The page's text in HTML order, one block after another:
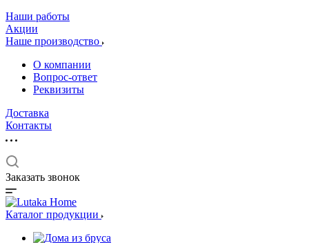
Наши работы
Акции
Наше производство
О компании
Вопрос-ответ
Реквизиты
Доставка
Контакты
Заказать звонок
Каталог продукции